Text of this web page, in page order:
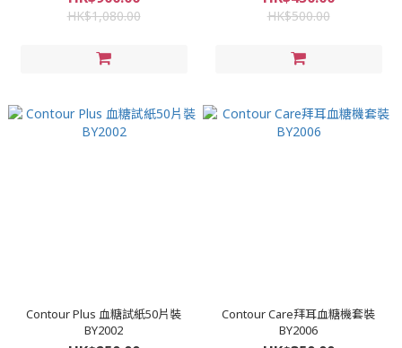
HK$1,080.00 HK$500.00
Contour Plus 血糖試紙50片裝
BY2002
Contour Care拜耳血糖機套裝
BY2006